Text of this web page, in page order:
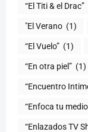
“El Titi & el Drac”
"El Verano (1)
(1)
“En otra piel” (1)
“Encuentro
“Enfoca tu
“Enlazados TV